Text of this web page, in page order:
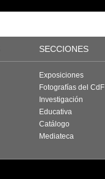
SECCIONES
Exposiciones
Fotografías del CdF
Investigación
Educativa
Catálogo
Mediateca